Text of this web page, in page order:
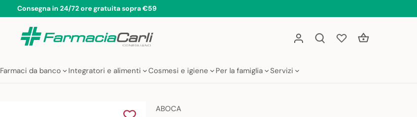
Consegna in 24/72 ore gratuita sopra €59
Farmaci da banco Integratori e alimenti Cosmesi e igiene Per la famiglia Servizi
ABOCA